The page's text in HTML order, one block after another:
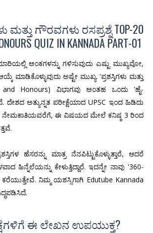
ಮತ್ತು ಗೌರವಗಳು ರಸಪ್ರಶ್ನೆ TOP-20
QUIZ IN KANNADA PART-01
ಅಂಕಗಳನ್ನು ಗಳಿಸುವುದು ಎಷ್ಟು ಮುಖ್ಯವೋ,
ಅಷ್ಟೇ ಮುಖ್ಯ. 'ಪ್ರಶಸ್ತಿಗಳು ಮತ್ತು
Honours) ವಿಭಾಗವು ಅಂತಹ ಒಂದು 'ಹೈ-
ಅತ್ಯುನ್ನತ ಪರೀಕ್ಷೆಯಾದ UPSC ಇಂದ ಹಿಡಿದು
ನೇಮಕಾತಿಯವರೆಗೆ, ಈ ವಿಷಯದ ಮೇಲೆ ಕನಿಷ್ಠ 3 ರಿಂದ
ಹೆಸರನ್ನು ಮಾತ್ರ ನೆನಪಿಟ್ಟುಕೊಳ್ಳುತ್ತಾರೆ, ಆದರೆ
ಹಿನ್ನೆಲೆಯನ್ನು ಕೇಳುತ್ತಿದ್ದಾರೆ. ಇದನ್ನೇ ನಾವು '360-
ನಿಮ್ಮ ಯಶಸ್ಸಿಗಾಗಿ Edutube Kannada
ಈ ಲೇಖನ ಉಪಯುಕ್ತ?